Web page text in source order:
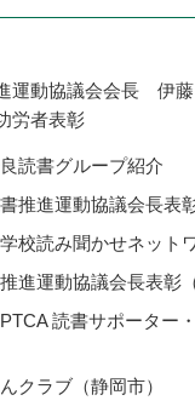
動協議会会長 伊
者表彰
読書グループ紹介
書推進運動協議会長表
校読み聞かせネット
進運動協議会長表彰
PTCA 読書サポーター
クラブ（静岡市）